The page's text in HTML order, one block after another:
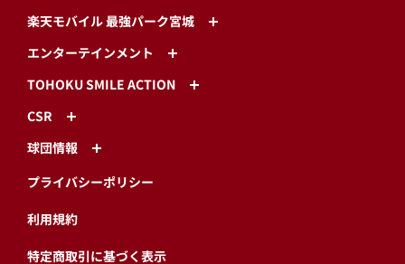
楽天モバイル 最強パーク宮城
エンターテインメント
TOHOKU SMILE ACTION
CSR
球団情報
プライバシーポリシー
利用規約
特定商取引に基づく表示